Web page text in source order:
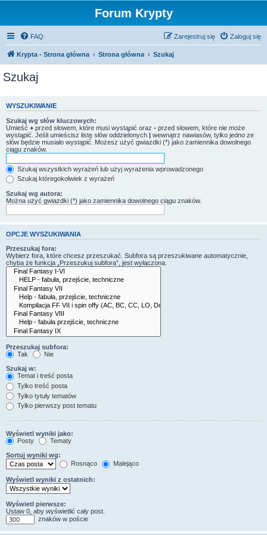
Forum Krypty
FAQ Zaloguj się
Zarejestruj się
Krypta - Strona główna Strona główna Szukaj
Szukaj
WYSZUKIWANIE
Szukaj wg słów kluczowych:
Umieść + przed słowem, które musi wystąpić oraz - przed słowem, które nie może
wystąpić. Jeśli umieścisz listę słów oddzielonych | wewnątrz nawiasów, tylko jedno ze
słów będzie musiało wystąpić. Możesz użyć gwiazdki (*) jako zamiennika dowolnego
ciągu znaków.
Szukaj wszystkich wyrażeń lub użyj wyrażenia wprowadzonego
Szukaj któregokolwiek z wyrażeń
Szukaj wg autora:
Można użyć gwiazdki (*) jako zamiennika dowolnego ciągu znaków.
OPCJE WYSZUKIWANIA
Przeszukaj fora:
Wybierz fora, które chcesz przeszukać. Subfora są przeszukiwane automatycznie,
chyba że funkcja „Przeszukuj subfora”, jest wyłączona.
Przeszukaj subfora:
Tak
Nie
Szukaj w:
Temat i treść posta
Tylko treść posta
Tylko tytuły tematów
Tylko pierwszy post tematu
Wyświetl wyniki jako:
Posty
Tematy
Sortuj wyniki wg:
Rosnąco
Malejąco
Wyświetl wyniki z ostatnich:
Wyświetl pierwsze:
Ustaw 0, aby wyświetlić cały post.
znaków w poście